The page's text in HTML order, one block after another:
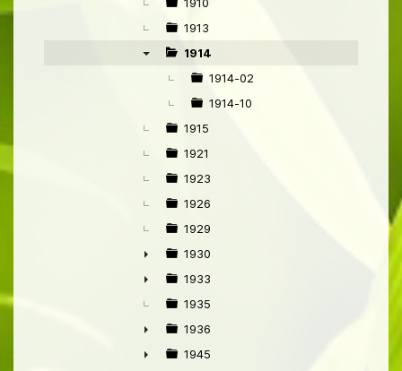
1913
1914
1914-02
1914-10
1915
1921
1923
1926
1929
►
1930
►
1933
1935
►
1936
1945